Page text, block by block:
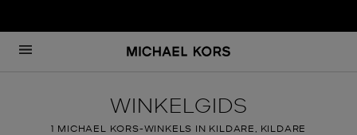
Helptekst
Terug naar de navigatie
WINKELGIDS
1 MICHAEL KORS-WINKELS IN KILDARE, KILDARE